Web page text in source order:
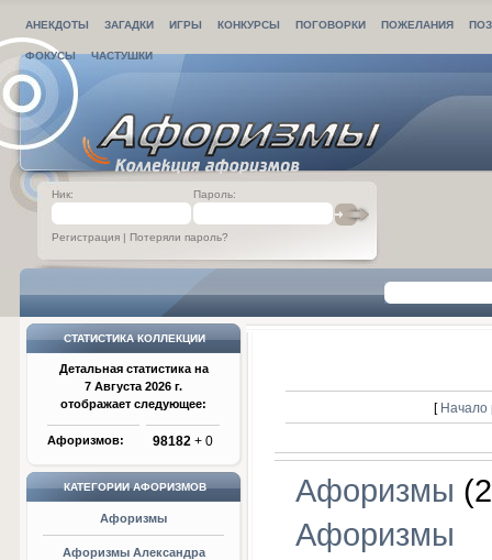
АНЕКДОТЫ ЗАГАДКИ ИГРЫ КОНКУРСЫ ПОГОВОРКИ ПОЖЕЛАНИЯ
ФОКУСЫ ЧАСТУШКИ
Ник: Пароль:
Регистрация | Потеряли пароль?
СТАТИСТИКА КОЛЛЕКЦИИ
Детальная статистика на
7 Августа 2026 г.
отображает следующее:
Афоризмов: 98182 + 0
КАТЕГОРИИ АФОРИЗМОВ
Афоризмы
Афоризмы Александра
[ Начало
Афоризмы
Афоризмы